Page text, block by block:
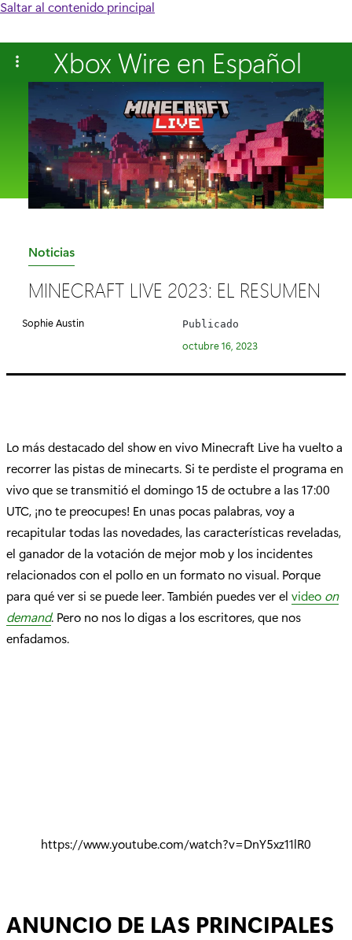
Saltar al contenido principal
Xbox Wire en Español
C
t
r
:
Noticias
MINECRAFT LIVE 2023: EL RESUMEN
Sophie Austin Publicado
octubre 16, 2023
Lo más destacado del show en vivo Minecraft Live ha vuelto a
recorrer las pistas de minecarts. Si te perdiste el programa en
vivo que se transmitió el domingo 15 de octubre a las 17:00
UTC, ¡no te preocupes! En unas pocas palabras, voy a
recapitular todas las novedades, las características reveladas,
el ganador de la votación de mejor mob y los incidentes
relacionados con el pollo en un formato no visual. Porque
para qué ver si se puede leer. También puedes ver el video on
demand. Pero no nos lo digas a los escritores, que nos
enfadamos.
https://www.youtube.com/watch?v=DnY5xz11lR0
ANUNCIO DE LAS PRINCIPALES